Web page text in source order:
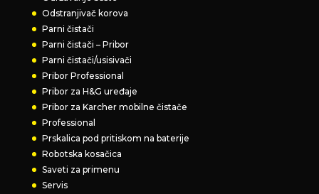
Odstranjivač korova
Parni čistači
Parni čistači – Pribor
Parni čistači/usisivači
Pribor Professional
Pribor za H&G uređaje
Pribor za Karcher mobilne čistače
Professional
Prskalica pod pritiskom na baterije
Robotska kosačica
Saveti za primenu
Servis